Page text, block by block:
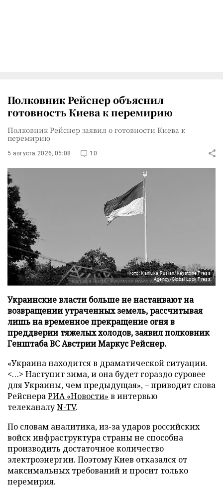
Полковник Рейснер объяснил
готовность Киева к перемирию
Полковник Рейснер заявил о готовности Киева к
перемирию
5 августа 2026, 05:08 10
Фото: Kaniuka Ruslan/Keystone Press
Agency/Global Look Press
Украинские власти больше не настаивают на
возвращении утраченных земель, рассчитывая
лишь на временное прекращение огня в
преддверии тяжелых холодов, заявил полковник
Генштаба ВС Австрии Маркус Рейснер.
«Украина находится в драматической ситуации.
<…> Наступит зима, и она будет гораздо суровее
для Украины, чем предыдущая», – приводит слова
РейснераРИА «Новости» в интервью
телеканалуN-TV.
По словам аналитика, из-за ударов российских
войск инфраструктура страны не способна
производить достаточное количество
электроэнергии. Поэтому Киев отказался от
максимальных требований и просит только
перемирия.